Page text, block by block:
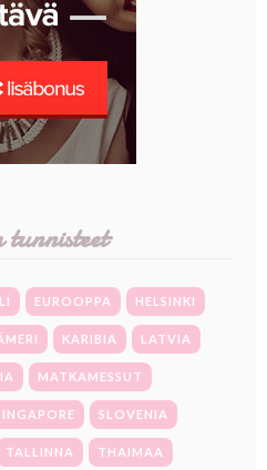
EUROOPPA HELSINKI
KARIBIA LATVIA
MATKAMESSUT
SLOVENIA
TALLINNA THAIMAA